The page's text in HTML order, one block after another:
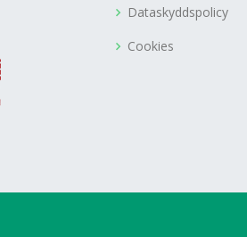
Dataskyddspolicy
Cookies